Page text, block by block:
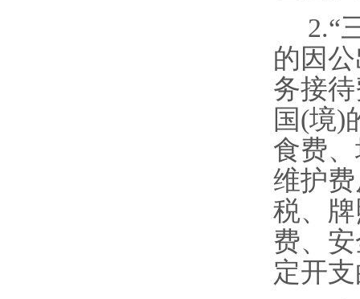
2.“
的因
务接待
国(境)
食费
维护费
税、
费、
定开